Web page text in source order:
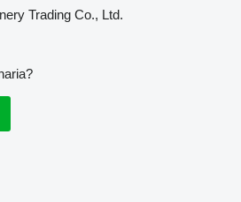
Trading Co., Ltd.